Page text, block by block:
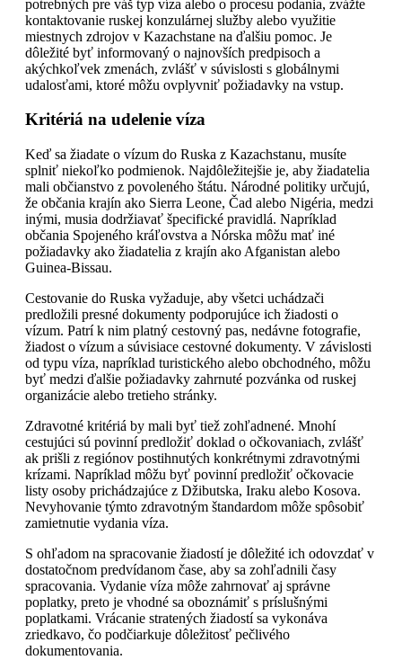
potrebných pre váš typ víza alebo o procesu podania, zvážte
kontaktovanie ruskej konzulárnej služby alebo využitie
miestnych zdrojov v Kazachstane na ďalšiu pomoc. Je
dôležité byť informovaný o najnovších predpisoch a
akýchkoľvek zmenách, zvlášť v súvislosti s globálnymi
udalosťami, ktoré môžu ovplyvniť požiadavky na vstup.
Kritériá na udelenie víza
Keď sa žiadate o vízum do Ruska z Kazachstanu, musíte
splniť niekoľko podmienok. Najdôležitejšie je, aby žiadatelia
mali občianstvo z povoleného štátu. Národné politiky určujú,
že občania krajín ako Sierra Leone, Čad alebo Nigéria, medzi
inými, musia dodržiavať špecifické pravidlá. Napríklad
občania Spojeného kráľovstva a Nórska môžu mať iné
požiadavky ako žiadatelia z krajín ako Afganistan alebo
Guinea-Bissau.
Cestovanie do Ruska vyžaduje, aby všetci uchádzači
predložili presné dokumenty podporujúce ich žiadosti o
vízum. Patrí k nim platný cestovný pas, nedávne fotografie,
žiadost o vízum a súvisiace cestovné dokumenty. V závislosti
od typu víza, napríklad turistického alebo obchodného, môžu
byť medzi ďalšie požiadavky zahrnuté pozvánka od ruskej
organizácie alebo tretieho stránky.
Zdravotné kritériá by mali byť tiež zohľadnené. Mnohí
cestujúci sú povinní predložiť doklad o očkovaniach, zvlášť
ak prišli z regiónov postihnutých konkrétnymi zdravotnými
krízami. Napríklad môžu byť povinní predložiť očkovacie
listy osoby prichádzajúce z Džibutska, Iraku alebo Kosova.
Nevyhovanie týmto zdravotným štandardom môže spôsobiť
zamietnutie vydania víza.
S ohľadom na spracovanie žiadostí je dôležité ich odovzdať v
dostatočnom predvídanom čase, aby sa zohľadnili časy
spracovania. Vydanie víza môže zahrnovať aj správne
poplatky, preto je vhodné sa oboznámiť s príslušnými
poplatkami. Vrácanie stratených žiadostí sa vykonáva
zriedkavo, čo podčiarkuje dôležitosť pečlivého
dokumentovania.